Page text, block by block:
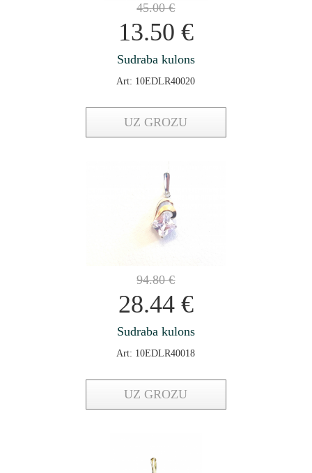
45.00€
13.50 €
Sudraba kulons
Art: 10EDLR40020
UZ GROZU
94.80€
28.44 €
Sudraba kulons
Art: 10EDLR40018
UZ GROZU